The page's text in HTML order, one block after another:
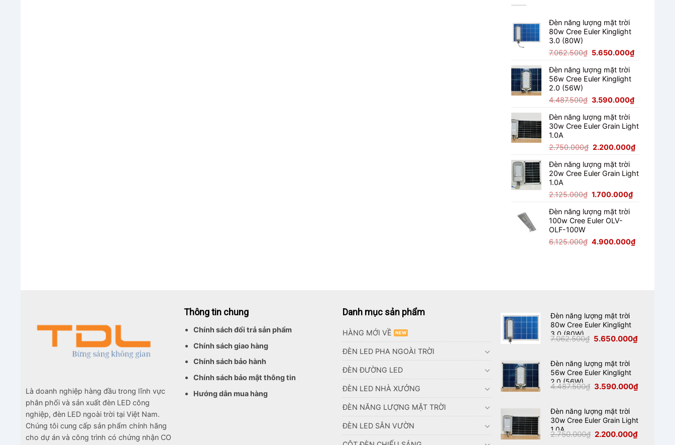
Pickleball
Đèn năng lượng mặt trời
80w Cree Euler Kinglight
3.0 (80W)
7.062.500₫ Giá
là:
7.062.500₫.
5.650.000₫Giá
Đèn năng lượng mặt trời
56w Cree Euler Kinglight
2.0 (56W)
4.487.500₫ Giá
là:
4.487.500₫.
3.590.000₫Giá
là:
Đèn năng lượng mặt trời
30w Cree Euler Grain Light
1.0A
2.750.000₫ Giá
là:
2.750.000₫.
2.200.000₫Giá
là:
Đèn năng lượng mặt trời
20w Cree Euler Grain Light
1.0A
2.125.000₫ Giá
là:
2.125.000₫.
1.700.000₫Giá
Đèn năng lượng mặt trời
100w Cree Euler OLV-
OLF-100W
6.125.000₫ Giá
4.900.000₫Giá
Là doanh nghiệp hàng đầu trong lĩnh vực
phân phối và sản xuất đèn LED công
nghiệp, đèn LED ngoài trời tại Việt Nam.
Chúng tôi cung cấp sản phẩm chính hãng
cho dự án và công trình có chứng nhận CO
Thông tin chung
Chính sách đổi trả sản phẩm
Chính sách giao hàng
Chính sách bảo hành
Chính sách bảo mật thông tin
Hướng dẫn mua hàng
Danh mục sản phẩm
HÀNG MỚI VỀ
ĐÈN LED PHA NGOÀI TRỜI
ĐÈN ĐƯỜNG LED
ĐÈN LED NHÀ XƯỞNG
ĐÈN NĂNG LƯỢNG MẶT TRỜI
ĐÈN LED SÂN VƯỜN
Đèn năng lượng mặt trời
80w Cree Euler Kinglight
3.0 (80W)
7.062.500₫ Giá
gốc
5.650.000₫Giá
Đèn năng lượng mặt trời
56w Cree Euler Kinglight
2.0 (56W)
4.487.500₫ Giá
gốc
3.590.000₫Giá
Đèn năng lượng mặt trời
30w Cree Euler Grain Light
1.0A
2.750.000₫ Giá
gốc
2.200.000₫Giá